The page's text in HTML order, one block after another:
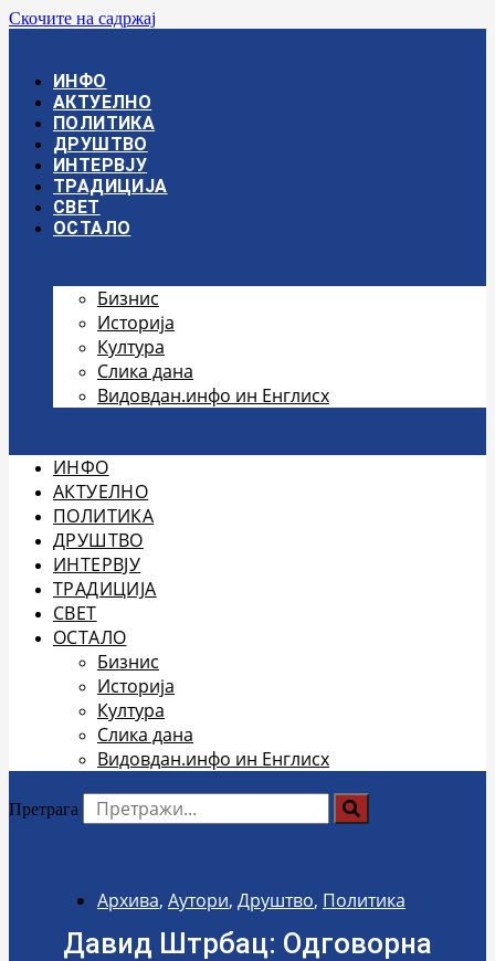
Скочите на садржај
ИНФО
АКТУЕЛНО
ПОЛИТИКА
ДРУШТВО
ИНТЕРВЈУ
ТРАДИЦИЈА
СВЕТ
ОСТАЛО
Бизнис
Историја
Култура
Слика дана
Видовдан.инфо ин Енглисх
ИНФО
АКТУЕЛНО
ПОЛИТИКА
ДРУШТВО
ИНТЕРВЈУ
ТРАДИЦИЈА
СВЕТ
ОСТАЛО
Бизнис
Историја
Култура
Слика дана
Видовдан.инфо ин Енглисх
Претрага
Архива, Аутори, Друштво, Политика
Давид Штрбац: Одговорна